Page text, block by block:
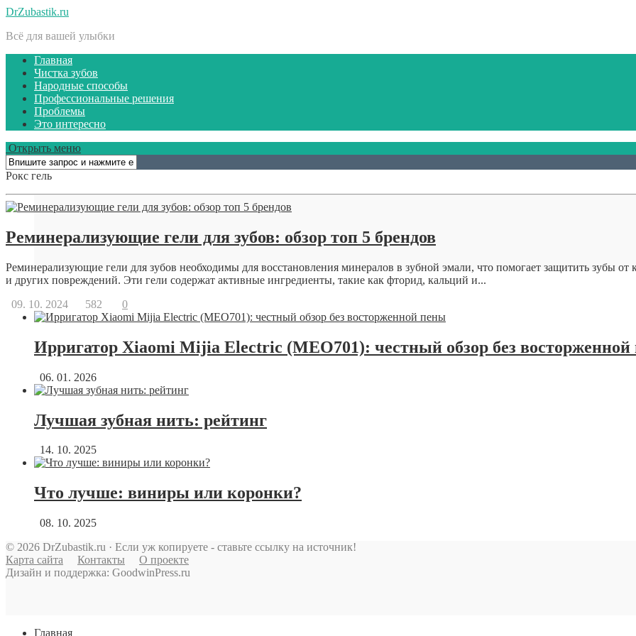
DrZubastik.ru
Всё для вашей улыбки
Главная
Чистка зубов
Народные способы
Профессиональные решения
Проблемы
Это интересно
Открыть меню
Рокс гель
Реминерализующие гели для зубов: обзор топ 5 брендов
Реминерализующие гели для зубов необходимы для восстановления минералов в зубной эмали, что помогает защитить зубы от
и других повреждений. Эти гели содержат активные ингредиенты, такие как фторид, кальций и...
09. 10. 2024
582 0
Ирригатор Xiaomi Mijia Electric (MEO701): честный обзор без
06. 01. 2026
Лучшая зубная нить: рейтинг
14. 10. 2025
Что лучше: виниры или коронки?
08. 10. 2025
© 2026 DrZubastik.ru · Если уж копируете - ставьте ссылку на источник!
Карта сайта
Контакты
О проекте
Дизайн и поддержка: GoodwinPress.ru
Главная